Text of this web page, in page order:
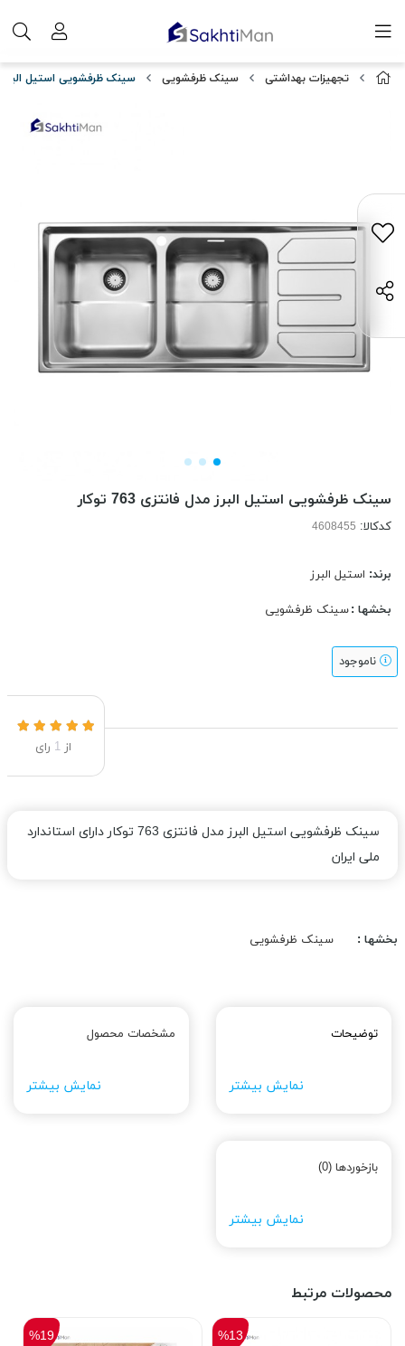
تجهیزات بهداشتی سینک ظرفشویی سینک ظرفشویی استیل البرز مدل
سینک ظرفشویی استیل البرز مدل فانتزی 763 توکار
کدکالا:
برند: استیل البرز
بخشها :سینک ظرفشویی
ناموجود
از 1 رای
سینک ظرفشویی استیل البرز مدل فانتزی 763 توکار دارای استاندارد
ملی ایران
بخشها : سینک ظرفشویی
توضیحات
نمایش بیشتر
مشخصات محصول
نمایش بیشتر
بازخوردها (0)
نمایش بیشتر
محصولات مرتبط
%13
%19